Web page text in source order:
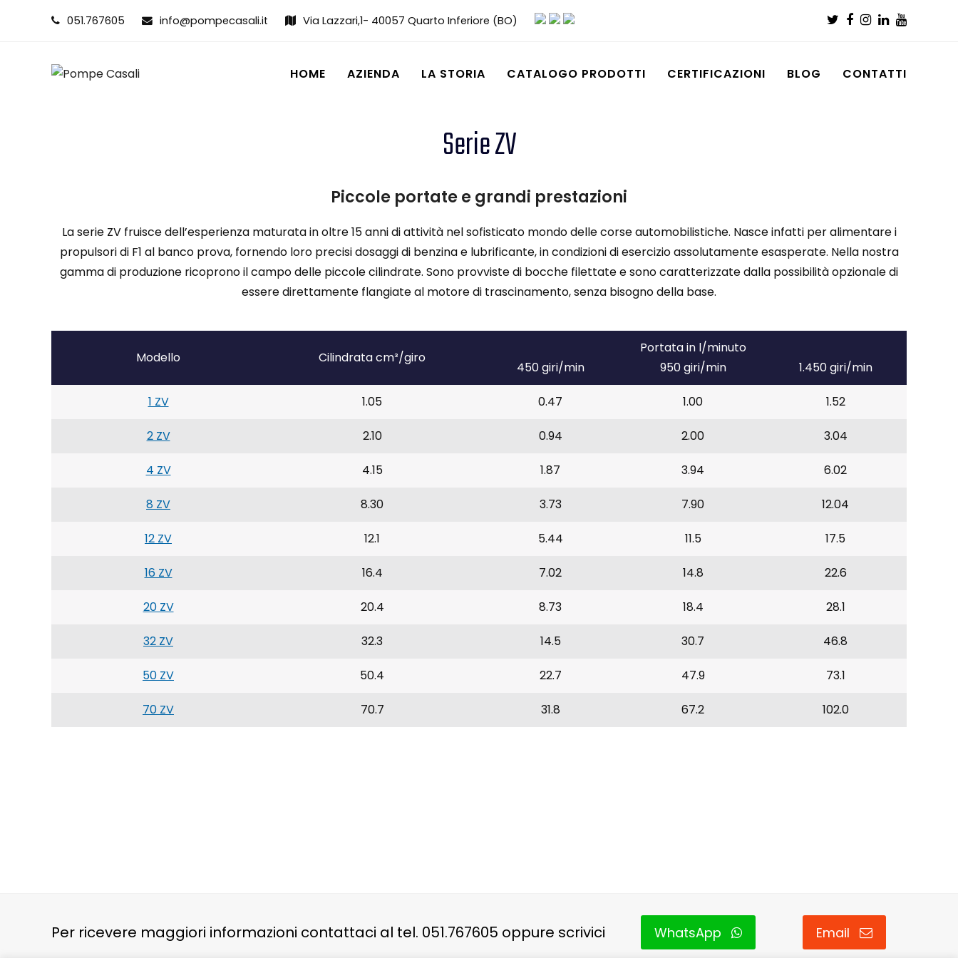
051.767605 info@pompecasali.it Via Lazzari,1- 40057 Quarto Inferiore (BO) Twitter
Facebook
Instagram
LinkedIn
Youtube
HOME AZIENDA LA STORIA CATALOGO PRODOTTI CERTIFICAZIONI BLOG CONTATTI
Serie ZV
Piccole portate e grandi prestazioni
La serie ZV fruisce dell’esperienza maturata in oltre 15 anni di attività nel sofisticato mondo delle corse automobilistiche. Nasce infatti per alimentare i
propulsori di F1 al banco prova, fornendo loro precisi dosaggi di benzina e lubrificante, in condizioni di esercizio assolutamente esasperate. Nella nostra
gamma di produzione ricoprono il campo delle piccole cilindrate. Sono provviste di bocche filettate e sono caratterizzate dalla possibilità opzionale di
essere direttamente flangiate al motore di trascinamento, senza bisogno della base.
Modello Cilindrata cm³/giro
Portata in l/minuto
450 giri/min
950 giri/min 1.450 giri/min
1 ZV 1.05 0.47 1.00 1.52
2 ZV 2.10 0.94 2.00 3.04
4 ZV 4.15 1.87 3.94 6.02
8 ZV 8.30 3.73 7.90 12.04
12 ZV 12.1 5.44 11.5 17.5
16 ZV 16.4 7.02 14.8 22.6
20 ZV 20.4 8.73 18.4 28.1
32 ZV 32.3 14.5 30.7 46.8
50 ZV 50.4 22.7 47.9 73.1
70 ZV 70.7 31.8 67.2 102.0
Per ricevere maggiori informazioni contattaci al tel. 051.767605 oppure scrivici WhatsApp Email